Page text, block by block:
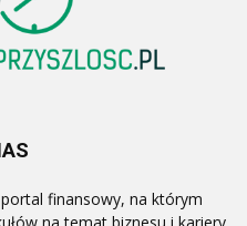
finansowy, na którym